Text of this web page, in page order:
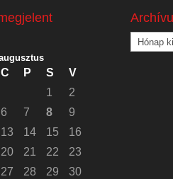
C P S
V
1
2
6 7 8
9
13 14 15
16
20 21 22
23
27 28 29
30